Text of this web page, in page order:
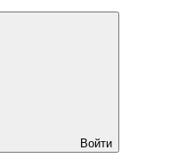
Войти